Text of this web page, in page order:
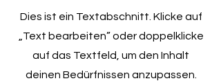
Dies ist ein Textabschnitt. Klicke auf
„Text bearbeiten” oder doppelklicke
auf das Textfeld, um den Inhalt
deinen Bedürfnissen anzupassen.